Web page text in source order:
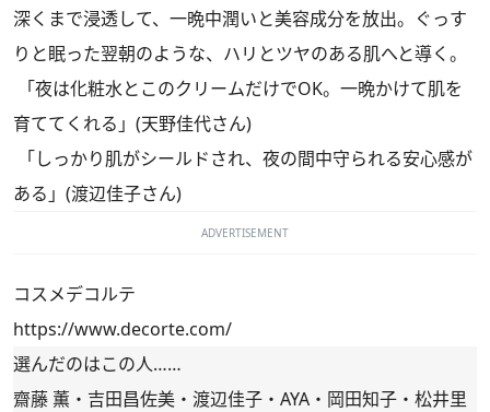
深くまで浸透して、一晩中潤いと美容成分を放出。ぐっす
りと眠った翌朝のような、ハリとツヤのある肌へと導く。
「夜は化粧水とこのクリームだけでOK。一晩かけて肌を
育ててくれる」(天野佳代さん)
「しっかり肌がシールドされ、夜の間中守られる安心感が
ある」(渡辺佳子さん)
ADVERTISEMENT
コスメデコルテ
https://www.decorte.com/
選んだのはこの人……
齋藤 薫・吉田昌佐美・渡辺佳子・AYA・岡田知子・松井里